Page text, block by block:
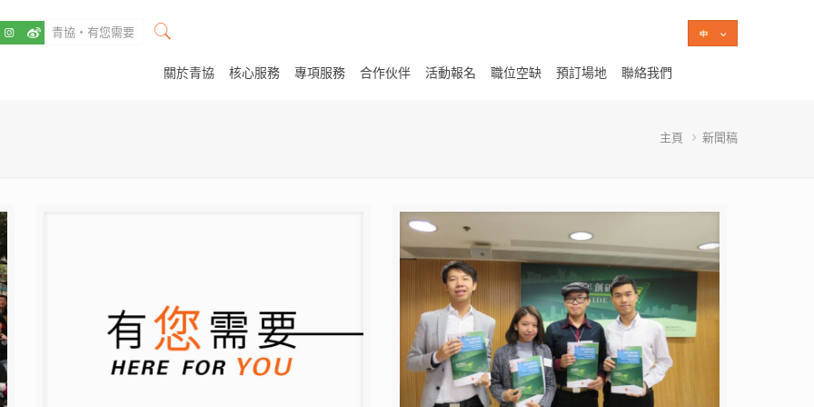
關於青協 核心服務 專項服務 合作伙伴 活動報名 職位空缺 預訂場地 聯絡我們
主頁 新聞稿